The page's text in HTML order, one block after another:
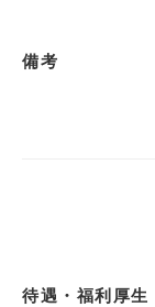
備考
待遇・福利厚生